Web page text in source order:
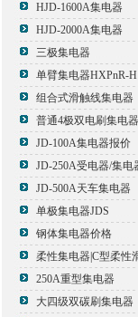
HJD-1600A集电器
HJD-2000A集电器
三极集电器
单臂集电器HXPnR-H
组合式滑触线集电器
普通4极双电刷集电器
JD-100A集电器报价
JD-250A受电器/集电
JD-500A天车集电器
单极集电器JDS
钢体集电器价格
250A重型集电器
大四级双碳刷集电器